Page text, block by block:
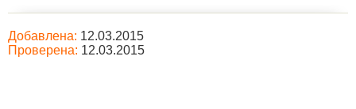
Добавлена: 12.03.2015
Проверена: 12.03.2015